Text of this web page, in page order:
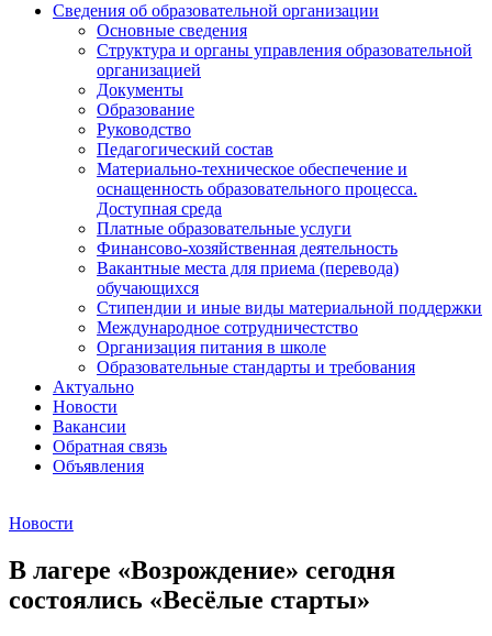
Сведения об образовательной организации
Основные сведения
Структура и органы управления образовательной
организацией
Документы
Образование
Руководство
Педагогический состав
Материально-техническое обеспечение и
оснащенность образовательного процесса.
Доступная среда
Платные образовательные услуги
Финансово-хозяйственная деятельность
Вакантные места для приема (перевода)
обучающихся
Стипендии и иные виды материальной поддержки
Международное сотрудничестство
Организация питания в школе
Образовательные стандарты и требования
Актуально
Новости
Вакансии
Обратная связь
Объявления
Новости
В лагере «Возрождение» сегодня
состоялись «Весёлые старты»